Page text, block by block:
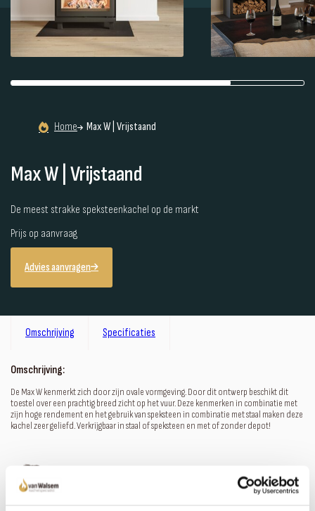
Home Max W | Vrijstaand
Max W | Vrijstaand
De meest strakke speksteenkachel op de markt
Prijs op aanvraag
Advies aanvragen
Omschrijving Specificaties
Omschrijving:
De Max W kenmerkt zich door zijn ovale vormgeving. Door dit ontwerp beschikt dit
toestel over een prachtig breed zicht op het vuur. Deze kenmerken in combinatie met
zijn hoge rendement en het gebruik van speksteen in combinatie met staal maken deze
kachel zeer geliefd. Verkrijgbaar in staal of speksteen en met of zonder depot!
Meer weten over onze haarden?